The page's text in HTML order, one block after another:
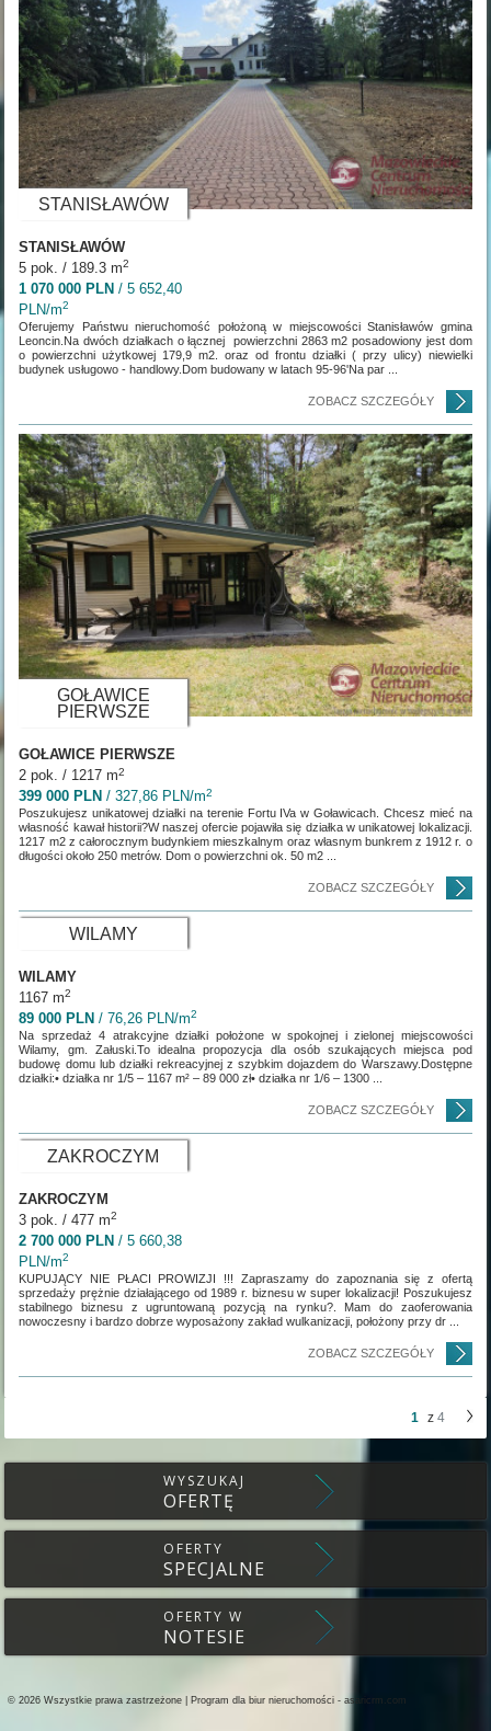
STANISŁAWÓW
STANISŁAWÓW
5 pok. / 189.3 m2
1 070 000 PLN / 5 652,40
PLN/m2
Oferujemy Państwu nieruchomość położoną w miejscowości Stanisławów gmina
Leoncin.Na dwóch działkach o łącznej powierzchni 2863 m2 posadowiony jest dom
o powierzchni użytkowej 179,9 m2. oraz od frontu działki ( przy ulicy) niewielki
budynek usługowo - handlowy.Dom budowany w latach 95-96'Na par ...
ZOBACZ SZCZEGÓŁY
GOŁAWICE
PIERWSZE
GOŁAWICE PIERWSZE
2 pok. / 1217 m2
399 000 PLN / 327,86 PLN/m2
Poszukujesz unikatowej działki na terenie Fortu IVa w Goławicach. Chcesz mieć na
własność kawał historii?W naszej ofercie pojawiła się działka w unikatowej lokalizacji.
1217 m2 z całorocznym budynkiem mieszkalnym oraz własnym bunkrem z 1912 r. o
długości około 250 metrów. Dom o powierzchni ok. 50 m2 ...
ZOBACZ SZCZEGÓŁY
WILAMY
WILAMY
1167 m2
89 000 PLN / 76,26 PLN/m2
Na sprzedaż 4 atrakcyjne działki położone w spokojnej i zielonej miejscowości
Wilamy, gm. Załuski.To idealna propozycja dla osób szukających miejsca pod
budowę domu lub działki rekreacyjnej z szybkim dojazdem do Warszawy.Dostępne
działki:• działka nr 1/5 – 1167 m² – 89 000 zł• działka nr 1/6 – 1300 ...
ZOBACZ SZCZEGÓŁY
ZAKROCZYM
ZAKROCZYM
3 pok. / 477 m2
2 700 000 PLN / 5 660,38
PLN/m2
KUPUJĄCY NIE PŁACI PROWIZJI !!! Zapraszamy do zapoznania się z ofertą
sprzedaży prężnie działającego od 1989 r. biznesu w super lokalizacji! Poszukujesz
stabilnego biznesu z ugruntowaną pozycją na rynku?. Mam do zaoferowania
nowoczesny i bardzo dobrze wyposażony zakład wulkanizacji, położony przy dr ...
ZOBACZ SZCZEGÓŁY
1 z4
WYSZUKAJ
OFERTĘ
OFERTY
SPECJALNE
OFERTY W
NOTESIE
© 2026 Wszystkie prawa zastrzeżone | Program dla biur nieruchomości - asaricrm.com